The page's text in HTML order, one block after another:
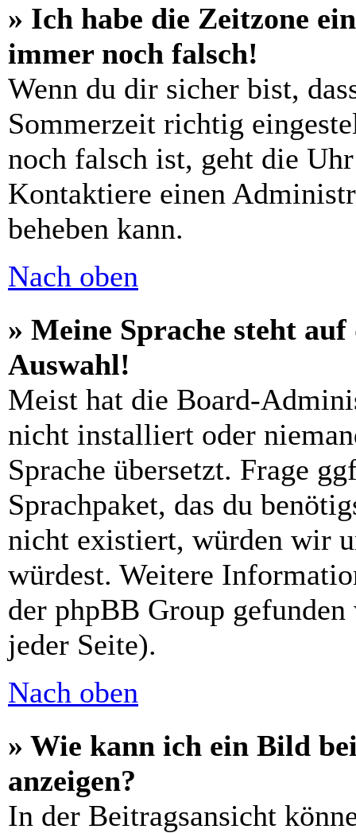
» Ich habe die Zeitzone
immer noch falsch!
Wenn du dir sicher bist,
Sommerzeit richtig
noch falsch ist, geht die
Kontaktiere einen
beheben kann.
Nach oben
» Meine Sprache steht
Auswahl!
Meist hat die Board-
nicht installiert oder
Sprache übersetzt. Frage
Sprachpaket, das du
nicht existiert, würden wir
würdest. Weitere
der phpBB Group
jeder Seite).
Nach oben
» Wie kann ich ein Bild
anzeigen?
In der Beitragsansicht